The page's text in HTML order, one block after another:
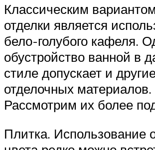
Классическим
отделки является
бело-голубого кафеля.
обустройство ванной в
стиле допускает и
отделочных материалов.
Рассмотрим их более
Плитка. Использование